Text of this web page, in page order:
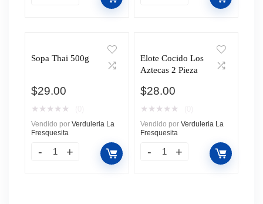
Sopa Thai 500g
$29.00
★ ★ ★ ★ ★
Vendido por Verduleria La
Fresquesita
Elote Cocido Los
Aztecas 2 Pieza
$28.00
★ ★ ★ ★ ★
Vendido por Verduleria La
Fresquesita